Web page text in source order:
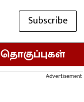
Subscribe
தொகுப்புகள்
Advertisement